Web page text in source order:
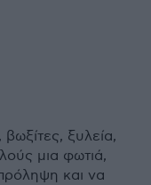
ξυλεία,
μια φωτιά,
και να